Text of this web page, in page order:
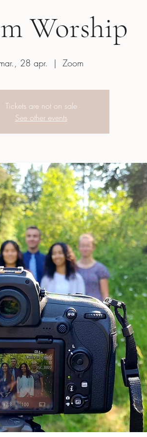
Worship
28 apr.
  |
Zoom
Tickets are not on sale
See other events